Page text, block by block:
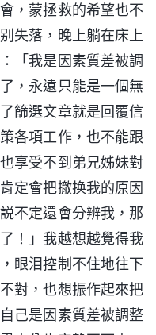
，蒙拯救的希望也不
失落，晚上躺在床上
「我是因素質差被調
，永遠只能是一個無
篩選文章就是回覆信
各項工作，也不能跟
享受不到弟兄姊妹對
定會把撤换我的原因
不定還會分辨我，那
！」我越想越覺得我
眼泪控制不住地往下
對，也想振作起來把
己是因素質差被調整